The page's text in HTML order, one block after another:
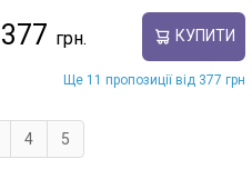
377 КУПИТИ
Ще 11 пропозиції від 377 грн
4 5